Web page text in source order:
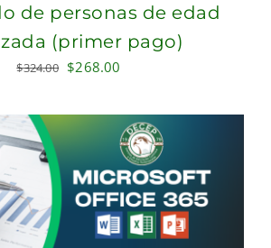
de personas de edad
(primer pago)
$324.00 Original
was:
$324.00.
$268.00
is:
$268.00.